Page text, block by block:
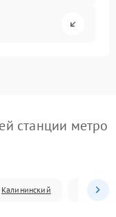
станции метро
Калининский